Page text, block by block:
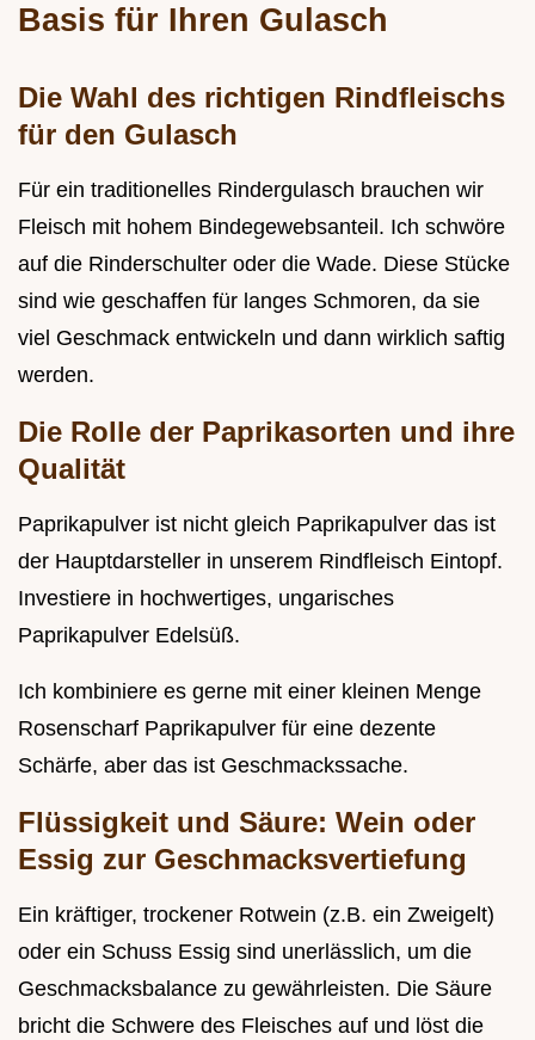
Basis für Ihren Gulasch
Die Wahl des richtigen Rindfleischs
für den Gulasch
Für ein traditionelles Rindergulasch brauchen wir
Fleisch mit hohem Bindegewebsanteil. Ich schwöre
auf die Rinderschulter oder die Wade. Diese Stücke
sind wie geschaffen für langes Schmoren, da sie
viel Geschmack entwickeln und dann wirklich saftig
werden.
Die Rolle der Paprikasorten und ihre
Qualität
Paprikapulver ist nicht gleich Paprikapulver das ist
der Hauptdarsteller in unserem Rindfleisch Eintopf.
Investiere in hochwertiges, ungarisches
Paprikapulver Edelsüß.
Ich kombiniere es gerne mit einer kleinen Menge
Rosenscharf Paprikapulver für eine dezente
Schärfe, aber das ist Geschmackssache.
Flüssigkeit und Säure: Wein oder
Essig zur Geschmacksvertiefung
Ein kräftiger, trockener Rotwein (z.B. ein Zweigelt)
oder ein Schuss Essig sind unerlässlich, um die
Geschmacksbalance zu gewährleisten. Die Säure
bricht die Schwere des Fleisches auf und löst die